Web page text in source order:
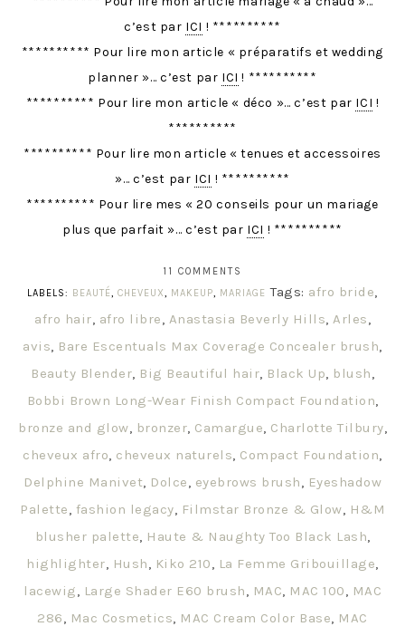
c’est par ICI ! **********
********** Pour lire mon article « préparatifs et wedding
planner »… c’est par ICI ! **********
********** Pour lire mon article « déco »… c’est par ICI !
**********
********** Pour lire mon article « tenues et accessoires
»… c’est par ICI ! **********
********** Pour lire mes « 20 conseils pour un mariage
plus que parfait »… c’est par ICI ! **********
11 COMMENTS
LABELS: BEAUTÉ,CHEVEUX, MAKEUP, MARIAGE Tags: afro bride,
afro hair, afro libre, Anastasia Beverly Hills, Arles,
avis, Bare Escentuals Max Coverage Concealer brush,
Beauty Blender, Big Beautiful hair, Black Up, blush,
Bobbi Brown Long-Wear Finish Compact Foundation,
bronze and glow, bronzer, Camargue, Charlotte Tilbury,
cheveux afro, cheveux naturels, Compact Foundation,
Delphine Manivet, Dolce, eyebrows brush, Eyeshadow
Palette, fashion legacy, Filmstar Bronze & Glow, H&M
blusher palette, Haute & Naughty Too Black Lash,
highlighter, Hush, Kiko 210, La Femme Gribouillage,
lacewig, Large Shader E60 brush, MAC, MAC 100, MAC
286, Mac Cosmetics, MAC Cream Color Base, MAC